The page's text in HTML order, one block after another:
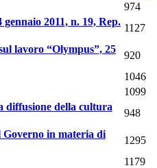
974
2011, n. 19, Rep.
1127
lavoro “Olympus”, 25
920
1046
1099
diffusione della cultura
948
Governo in materia di
1295
1179